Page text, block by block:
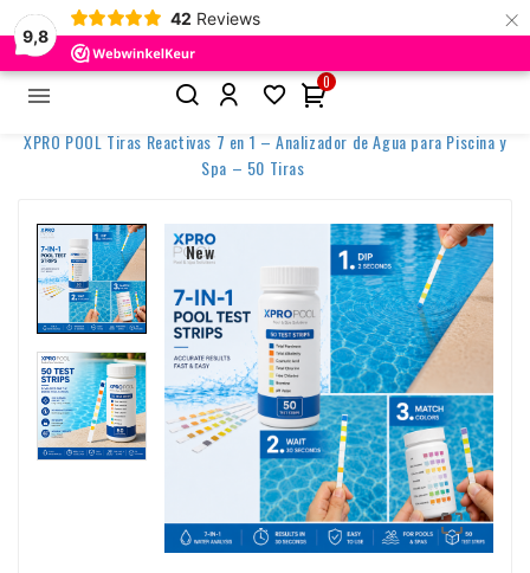
9,8
42 Reviews ×
 
0
Inicio
XPRO POOL Tiras Reactivas 7 en 1 – Analizador de Agua para Piscina y
Spa – 50 Tiras
New
